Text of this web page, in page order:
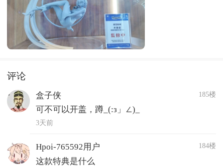
评论
盒子侠 185楼
可不可以开盖，蹲_(:з」∠)_
3天前
Hpoi-765592用户 184楼
这款特典是什么